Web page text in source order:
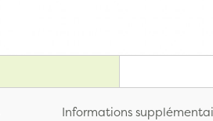
Informations